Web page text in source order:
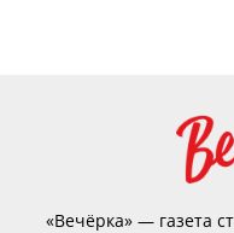
«Вечёрка» — газета